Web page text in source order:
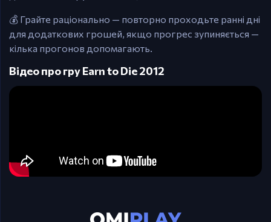
💰 Грайте раціонально — повторно проходьте ранні дні
для додаткових грошей, якщо прогрес зупиняється —
кілька прогонов допомагають.
Відео про гру Earn to Die 2012